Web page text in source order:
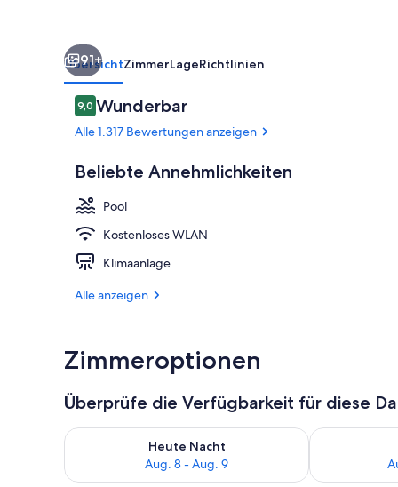
91+
ÜbersichtZimmerLageRichtlinien
Bewertungen
9,09,0 von 10.
Wunderbar
Alle 1.317 Bewertungen anzeigen
Beliebte Annehmlichkeiten
Pool
Kostenloses WLAN
Klimaanlage
Alle anzeigen
Zimmeroptionen
Überprüfe die Verfügbarkeit für diese
Heute Nacht
Aug. 8 - Aug. 9
Überprüfe die Verfügbarkeit für heute Nacht, Aug. 8
Überprüfe